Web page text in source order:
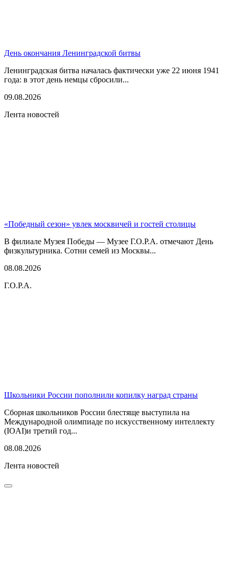
День окончания Ленинградской битвы
Ленинградская битва началась фактически уже 22 июня 1941
года: в этот день немцы сбросили...
09.08.2026
Лента новостей
«Победный сезон» увлек москвичей и гостей столицы
В филиале Музея Победы — Музее Г.О.Р.А. отмечают День
физкультурника. Сотни семей из Москвы...
08.08.2026
Г.О.Р.А.
Школьники России пополнили копилку наград страны
Сборная школьников России блестяще выступила на
Международной олимпиаде по искусственному интеллекту
(IOAI)и третий год...
08.08.2026
Лента новостей